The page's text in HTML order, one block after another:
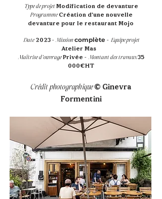
Type de projet Modification de devanture
Programme Création d'une nouvelle
devanture pour le restaurant Mojo
Date2023 -Missioncomplète - Equipe projet
Atelier Mas
Maîtrise d'ouvrage Privée - Montant des travaux35
000€HT
Crédit photographique © Ginevra
Formentini